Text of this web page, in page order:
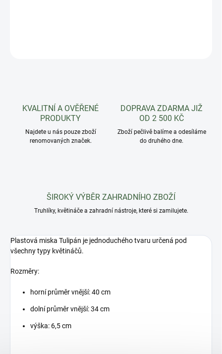
KVALITNÍ A OVĚŘENÉ
PRODUKTY
Najdete u nás pouze zboží
renomovaných značek.
DOPRAVA ZDARMA JIŽ
OD 2 500 KČ
Zboží pečlivě balíme a odesíláme
do druhého dne.
ŠIROKÝ VÝBĚR ZAHRADNÍHO ZBOŽÍ
Truhlíky, květináče a zahradní nástroje, které si zamilujete.
Plastová miska Tulipán je jednoduchého tvaru určená pod
všechny typy květináčů.
Rozměry:
horní průměr vnější: 40 cm
dolní průměr vnější: 34 cm
výška: 6,5 cm